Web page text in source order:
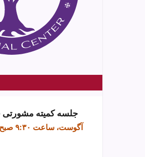
جلسه کمیته مشورتی
۱۳ آگوست، ساعت ۹:۳۰ صبح